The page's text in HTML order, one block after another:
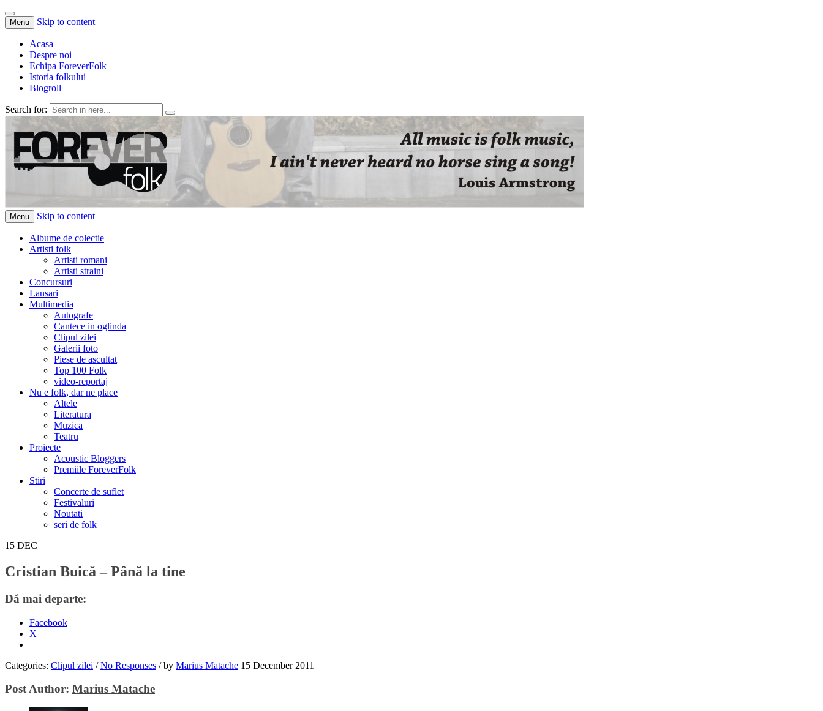
Menu Skip to content
Acasa
Despre noi
Echipa ForeverFolk
Istoria folkului
Blogroll
Search for:
ForeverFolk
Muzica sufletului tau
Menu Skip to content
Albume de colectie
Artisti folk
Artisti romani
Artisti straini
Concursuri
Lansari
Multimedia
Autografe
Cantece in oglinda
Clipul zilei
Galerii foto
Piese de ascultat
Top 100 Folk
video-reportaj
Nu e folk, dar ne place
Altele
Literatura
Muzica
Teatru
Proiecte
Acoustic Bloggers
Premiile ForeverFolk
Stiri
Concerte de suflet
Festivaluri
Noutati
seri de folk
15 DEC
Cristian Buică – Până la tine
Dă mai departe:
Facebook
X
Categories: Clipul zilei / No Responses /by Marius Matache 15 December 2011
Post Author: Marius Matache